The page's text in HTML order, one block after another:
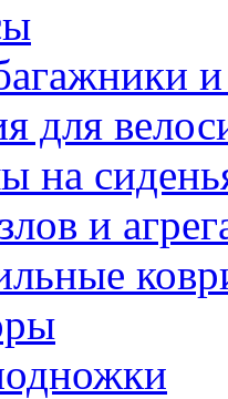
для
на
и